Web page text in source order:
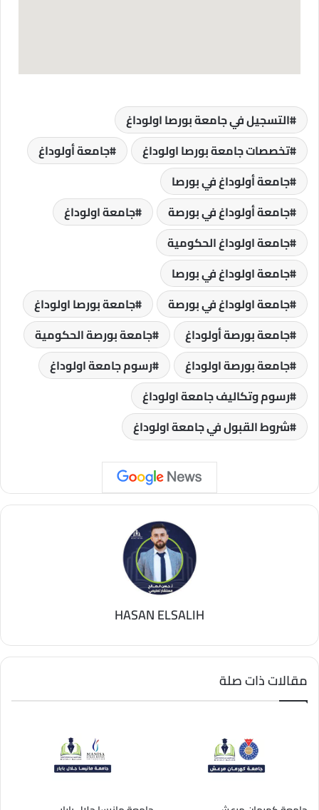
التسجيل في جامعة بورصا اولوداغ
تخصصات جامعة بورصا اولوداغ
جامعة أولوداغ
جامعة أولوداغ في بورصا
جامعة أولوداغ في بورصة
جامعة اولوداغ
جامعة اولوداغ الحكومية
جامعة اولوداغ في بورصا
جامعة اولوداغ في بورصة
جامعة بورصا اولوداغ
جامعة بورصة أولوداغ
جامعة بورصة الحكومية
جامعة بورصة اولوداغ
رسوم جامعة اولوداغ
رسوم وتكاليف جامعة اولوداغ
شروط القبول في جامعة اولوداغ
HASAN ELSALIH
مقالات ذات صلة